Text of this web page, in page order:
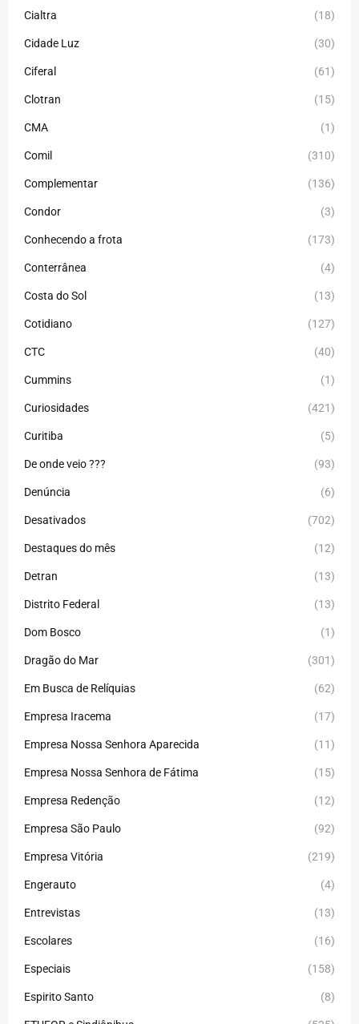
Cialtra (18)
Cidade Luz (30)
Ciferal (61)
Clotran (15)
CMA (1)
Comil (310)
Complementar (136)
Condor (3)
Conhecendo a frota (173)
Conterrânea (4)
Costa do Sol (13)
Cotidiano (127)
CTC (40)
Cummins (1)
Curiosidades (421)
Curitiba (5)
De onde veio ??? (93)
Denúncia (6)
Desativados (702)
Destaques do mês (12)
Detran (13)
Distrito Federal (13)
Dom Bosco (1)
Dragão do Mar (301)
Em Busca de Relíquias (62)
Empresa Iracema (17)
Empresa Nossa Senhora Aparecida (11)
Empresa Nossa Senhora de Fátima (15)
Empresa Redenção (12)
Empresa São Paulo (92)
Empresa Vitória (219)
Engerauto (4)
Entrevistas (13)
Escolares (16)
Especiais (158)
Espirito Santo (8)